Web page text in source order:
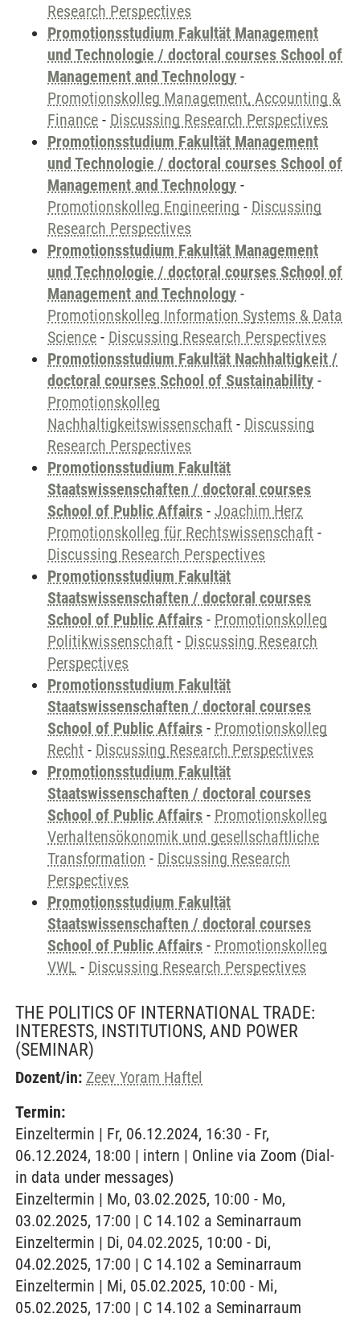
Research Perspectives
Promotionsstudium Fakultät Management
und Technologie / doctoral courses School of
Management and Technology -
Promotionskolleg Management, Accounting &
Finance - Discussing Research Perspectives
Promotionsstudium Fakultät Management
und Technologie / doctoral courses School of
Management and Technology -
Promotionskolleg Engineering - Discussing
Research Perspectives
Promotionsstudium Fakultät Management
und Technologie / doctoral courses School of
Management and Technology -
Promotionskolleg Information Systems & Data
Science - Discussing Research Perspectives
Promotionsstudium Fakultät Nachhaltigkeit /
doctoral courses School of Sustainability -
Promotionskolleg
Nachhaltigkeitswissenschaft - Discussing
Research Perspectives
Promotionsstudium Fakultät
Staatswissenschaften / doctoral courses
School of Public Affairs - Joachim Herz
Promotionskolleg für Rechtswissenschaft -
Discussing Research Perspectives
Promotionsstudium Fakultät
Staatswissenschaften / doctoral courses
School of Public Affairs - Promotionskolleg
Politikwissenschaft - Discussing Research
Perspectives
Promotionsstudium Fakultät
Staatswissenschaften / doctoral courses
School of Public Affairs - Promotionskolleg
Recht - Discussing Research Perspectives
Promotionsstudium Fakultät
Staatswissenschaften / doctoral courses
School of Public Affairs - Promotionskolleg
Verhaltensökonomik und gesellschaftliche
Transformation - Discussing Research
Perspectives
Promotionsstudium Fakultät
Staatswissenschaften / doctoral courses
School of Public Affairs - Promotionskolleg
VWL - Discussing Research Perspectives
THE POLITICS OF INTERNATIONAL TRADE:
INTERESTS, INSTITUTIONS, AND POWER
(SEMINAR)
Dozent/in: Zeev Yoram Haftel
Termin:
Einzeltermin | Fr, 06.12.2024, 16:30 - Fr,
06.12.2024, 18:00 | intern | Online via Zoom (Dial-
in data under messages)
Einzeltermin | Mo, 03.02.2025, 10:00 - Mo,
03.02.2025, 17:00 | C 14.102 a Seminarraum
Einzeltermin | Di, 04.02.2025, 10:00 - Di,
04.02.2025, 17:00 | C 14.102 a Seminarraum
Einzeltermin | Mi, 05.02.2025, 10:00 - Mi,
05.02.2025, 17:00 | C 14.102 a Seminarraum